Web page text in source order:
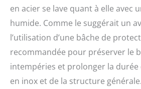
en acier se lave quant à elle avec
humide. Comme le suggérait un
l’utilisation d’une bâche de
recommandée pour préserver le
intempéries et prolonger la durée
en inox et de la structure